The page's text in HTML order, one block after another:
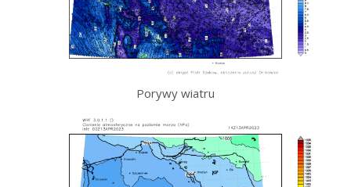
Porywy wiatru